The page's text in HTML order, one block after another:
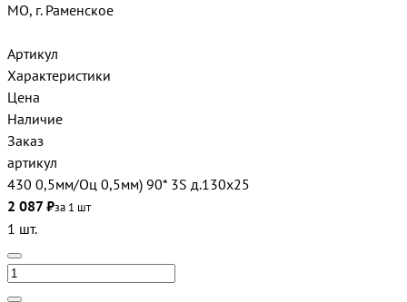
МО, г. Раменское
Артикул
Характеристики
Цена
Наличие
Заказ
артикул
430 0,5мм/Оц 0,5мм) 90* 3S д.130х25
2 087 ₽за 1 шт
1 шт.